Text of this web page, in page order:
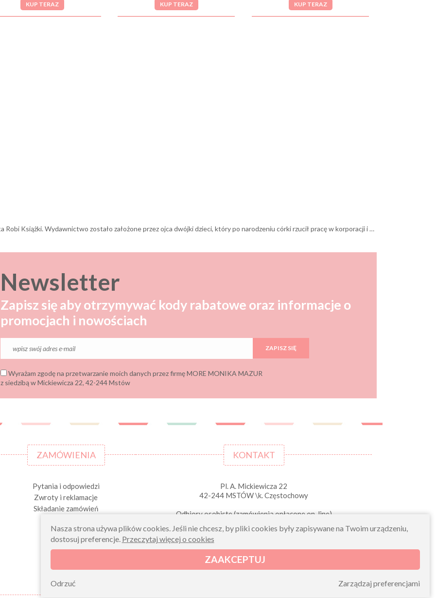
KUP TERAZ KUP TERAZ KUP TERAZ
Wydawnictwo powstało w 2011 r. znane też jako Tata Robi Książki. Wydawnictwo zostało założone przez ojca dwójki dzieci, który po narodzeniu córki rzucił pracę w korporacji i postanowił wydawać książki. Jako pierwsza firma wydawnicza w Polsce wydawnictwo wydało czarno-białe książeczki dla małych dzieci. Ponad to w ofercie znajdziemy też unikalne, edukacyjne książki dla dzieci, świeżo upieczonych rodziców i kobiet w ciąży. Współpracują z wieloma lekarzami, psychologami oraz specjalistami, z którymi zawsze konsultowane są nowe pomysły, tak by produkty nie tylko bawiły, ale i rozwijały.
Newsletter
Zapisz się aby otrzymywać kody rabatowe oraz informacje o
promocjach i nowościach
ZAPISZ SIĘ
Wyrażam zgodę na przetwarzanie moich danych przez firmę MORE MONIKA MAZUR
z siedzibą w Mickiewicza 22, 42-244 Mstów
ZAMÓWIENIA
Pytania i odpowiedzi
Zwroty i reklamacje
Składanie zamówień
KONTAKT
Pl. A. Mickiewicza 22
42-244 MSTÓW \k. Częstochowy
Odbiory osobiste (zamówienia opłacone on-line)
sklep@morelkowe.pl
+48 34 506 50 70
Nasza strona używa plików cookies. Jeśli nie chcesz, by pliki cookies były zapisywane na Twoim urządzeniu,
dostosuj preferencje. Przeczytaj więcej o cookies
ZAAKCEPTUJ
Zarządzaj preferencjami
Odrzuć